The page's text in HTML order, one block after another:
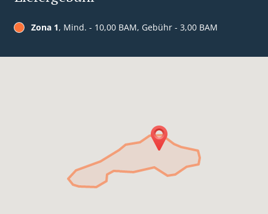
Zona 1, Mind. - 10,00 BAM, Gebühr - 3,00 BAM